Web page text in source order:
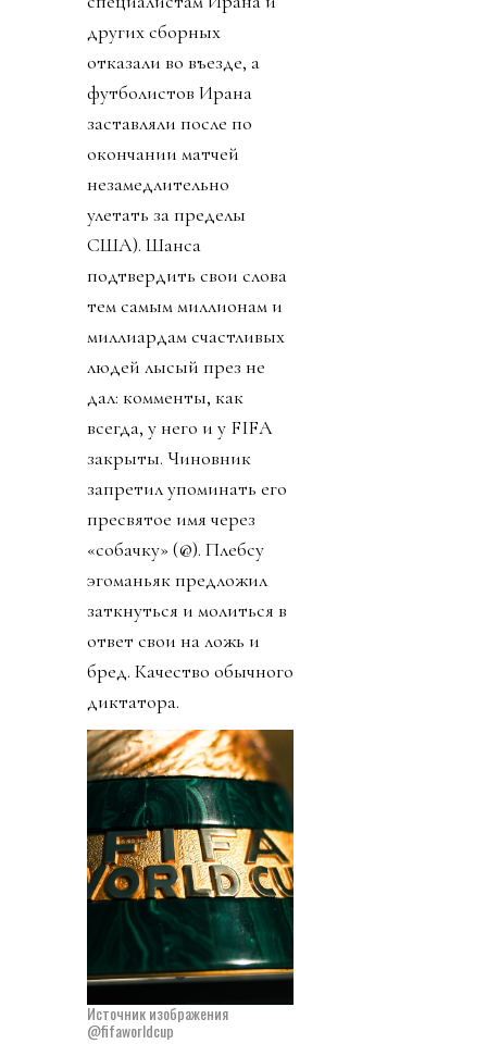
других сборных
отказали во въезде, а
футболистов Ирана
заставляли после по
окончании матчей
незамедлительно
улетать за пределы
США). Шанса
подтвердить свои слова
тем самым миллионам и
миллиардам счастливых
людей лысый през не
дал: комменты, как
всегда, у него и у FIFA
закрыты. Чиновник
запретил упоминать его
пресвятое имя через
«собачку» (@). Плебсу
эгоманьяк предложил
заткнуться и молиться в
ответ свои на ложь и
бред. Качество обычного
диктатора.
Источник изображения
@fifaworldcup